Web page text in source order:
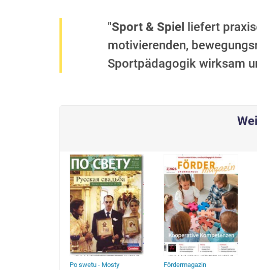
"Sport & Spiel
liefert
motivierenden,
Sportpädagogik wirksam
Po swetu - Mosty
Fördermagazin